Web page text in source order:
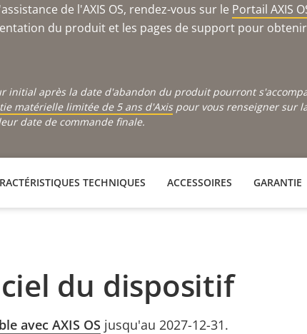
de l'AXIS OS, rendez-vous sur le Portail AXIS
du produit et les pages de support pour
initial après la date d'abandon du produit pourront
matérielle limitée de 5 ans d'Axispour vous renseigner sur
date de commande finale.
TECHNIQUES ACCESSOIRES GARANTIE
du dispositif
avec AXIS OS jusqu'au 2027-12-31.